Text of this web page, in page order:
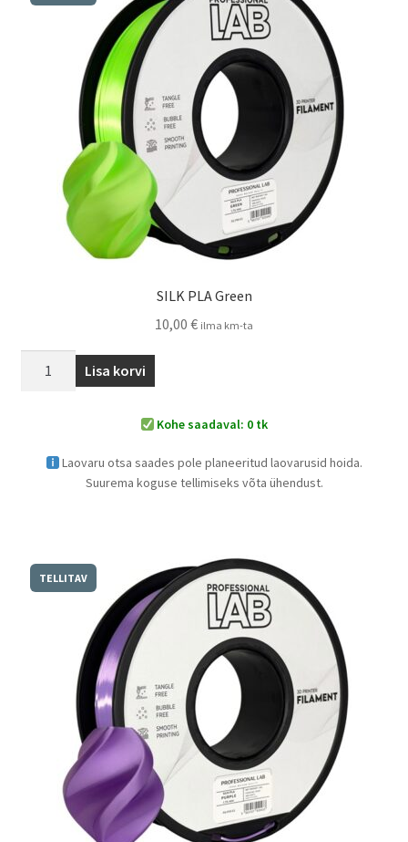
SILK PLA Green
10,00 € ilma km-ta
Lisa korvi
Kohe saadaval: 0 tk
Laovaru otsa saades pole planeeritud laovarusid hoida.
Suurema koguse tellimiseks võta ühendust.
TELLITAV